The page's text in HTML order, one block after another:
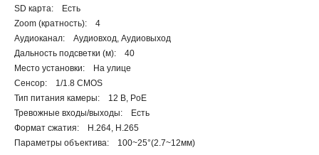
SD карта: Есть
Zoom (кратность): 4
Аудиоканал: Аудиовход, Аудиовыход
Дальность подсветки (м): 40
Место установки: На улице
Сенсор: 1/1.8 CMOS
Тип питания камеры: 12 В, PoE
Тревожные входы/выходы: Есть
Формат сжатия: H.264, H.265
Параметры объектива: 100~25°(2.7~12мм)